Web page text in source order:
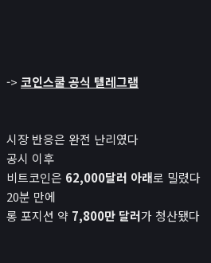
-> 코인스쿨 공식 텔레그램
시장 반응은 완전 난리였다
공시 이후
비트코인은 62,000달러 아래로 밀렸다
20분 만에
롱 포지션 약 7,800만 달러가 청산됐다